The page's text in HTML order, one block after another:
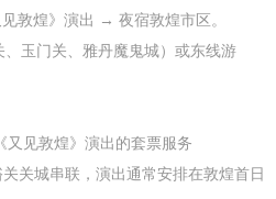
敦煌》演出 → 夜宿敦煌市区。
、玉门关、雅丹魔鬼城）或东线游
关城串联，演出通常安排在敦煌首日